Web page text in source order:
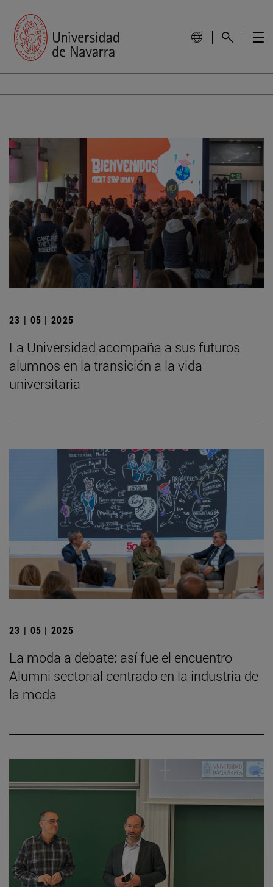
23 | 05 | 2025
La Universidad acompaña a sus futuros
alumnos en la transición a la vida
universitaria
23 | 05 | 2025
La moda a debate: así fue el encuentro
Alumni sectorial centrado en la industria de
la moda